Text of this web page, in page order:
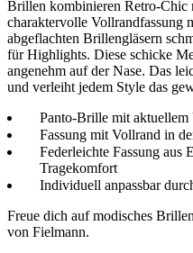
Brillen kombinieren Retro-Chic
charaktervolle Vollrandfassung
abgeflachten Brillengläsern
für Highlights. Diese schicke
angenehm auf der Nase. Das
und verleiht jedem Style das
Panto-Brille mit aktuellem
Fassung mit Vollrand in
Federleichte Fassung aus
Tragekomfort
Individuell anpassbar
Freue dich auf modisches
von Fielmann.